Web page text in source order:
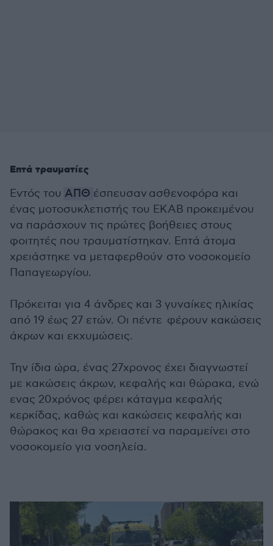
Επτά τραυματίες
Εντός του ΑΠΘ έσπευσαν ασθενοφόρα και
ένας μοτοσυκλετιστής του ΕΚΑΒ προκειμένου
να παράσχουν τις πρώτες βοήθειες στους
φοιτητές που τραυματίστηκαν. Επτά άτομα
χρειάστηκε να μεταφερθούν στο νοσοκομείο
Παπαγεωργίου.
Πρόκειται για 4 άνδρες και 3 γυναίκες ηλικίας
από 19 έως 27 ετών. Οι πέντε φέρουν κακώσεις
άκρων και εκχυμώσεις.
Την ίδια ώρα, ένας 27χρονος έχει διαγνωστεί
με κακώσεις άκρων, κεφαλής και θώρακα, ενώ
ενας 20χρόνος φέρει κάταγμα κεφαλής
κερκίδας, καθώς και κακώσεις κεφαλής και
θώρακος και θα χρειαστεί να παραμείνει στο
νοσοκομείο για νοσηλεία.